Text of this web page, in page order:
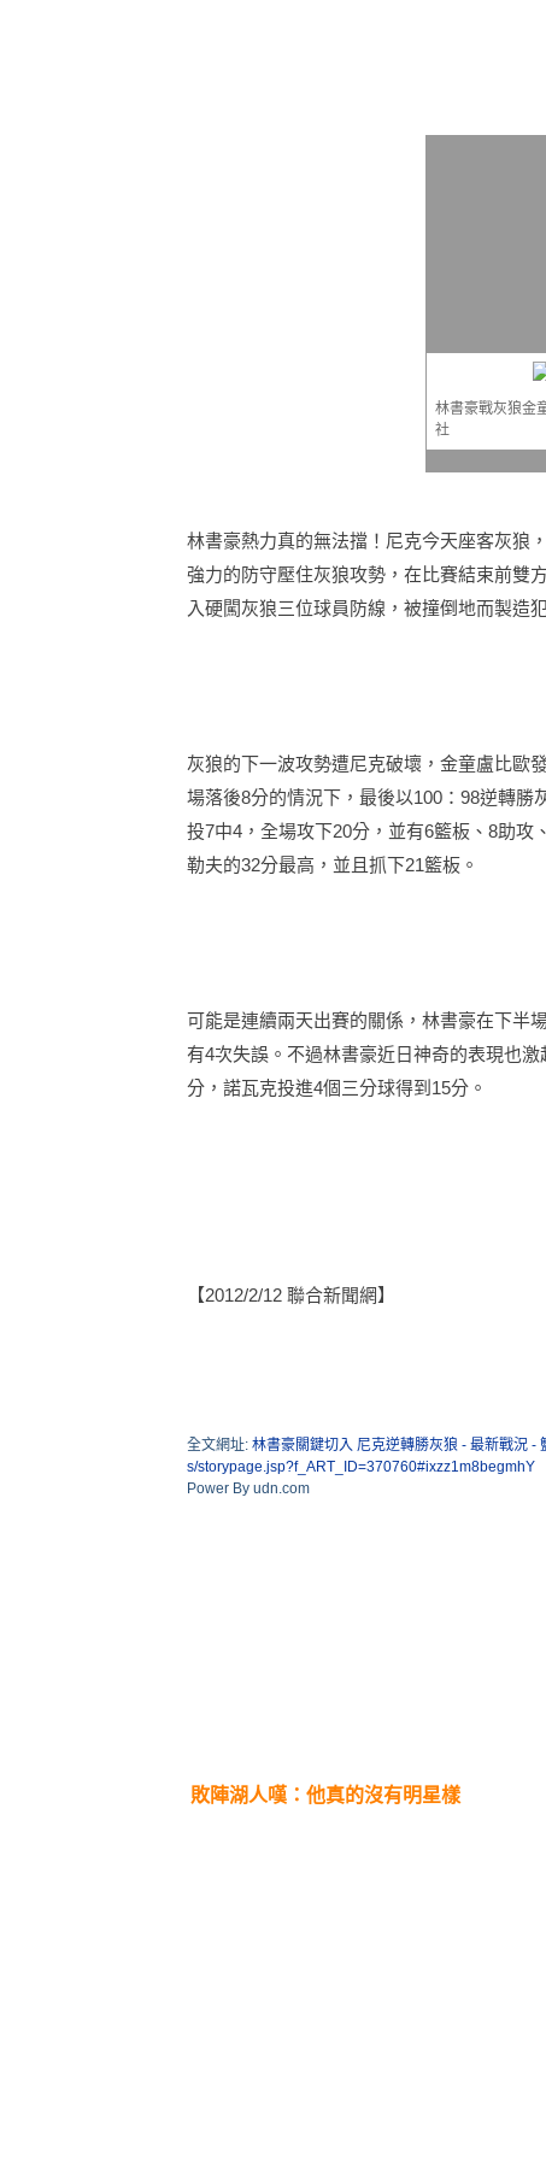
林書豪戰灰狼金
社
林書豪熱力真的無法擋！尼克今天座客灰狼
強力的防守壓住灰狼攻勢，在比賽結束前雙
入硬闖灰狼三位球員防線，被撞倒地而製造
灰狼的下一波攻勢遭尼克破壞，金童盧比歐
場落後8分的情況下，最後以100：98逆轉勝
投7中4，全場攻下20分，並有6籃板、8助攻
勒夫的32分最高，並且抓下21籃板。
可能是連續兩天出賽的關係，林書豪在下半
有4次失誤。不過林書豪近日神奇的表現也
分，諾瓦克投進4個三分球得到15分。
【2012/2/12 聯合新聞網】
全文網址: 林書豪關鍵切入 尼克逆轉勝灰狼 - 最新戰況 -
s/storypage.jsp?f_ART_ID=370760#ixzz1m8begmhY
Power By udn.com
敗陣湖人嘆：他真的沒有明星樣